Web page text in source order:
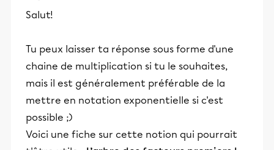
Salut!
Tu peux laisser ta réponse sous forme d'une
chaine de multiplication si tu le souhaites,
mais il est généralement préférable de la
mettre en notation exponentielle si c'est
possible ;)
Voici une fiche sur cette notion qui pourrait